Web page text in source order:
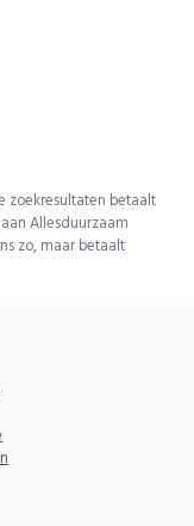
zoekresultaten betaalt
Allesduurzaam
zo, maar betaalt